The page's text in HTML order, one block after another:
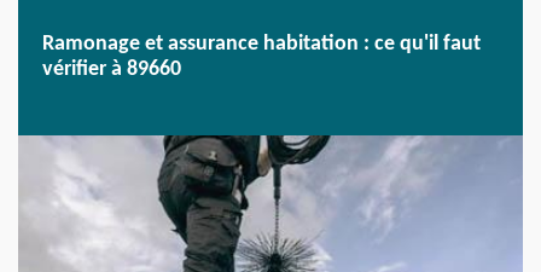
Ramonage et assurance habitation : ce qu'il faut
vérifier à 89660